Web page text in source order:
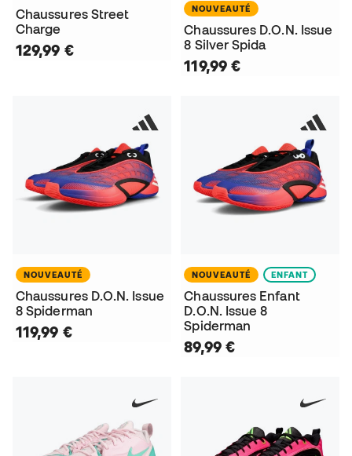
Chaussures Street
Charge
129,99 €
NOUVEAUTÉ
Chaussures D.O.N. Issue
8 Silver Spida
119,99 €
NOUVEAUTÉ
Chaussures D.O.N. Issue
8 Spiderman
119,99 €
NOUVEAUTÉ ENFANT
Chaussures Enfant
D.O.N. Issue 8
Spiderman
89,99 €